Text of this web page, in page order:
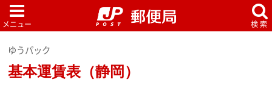
ゆうパック
基本運賃表（静岡）